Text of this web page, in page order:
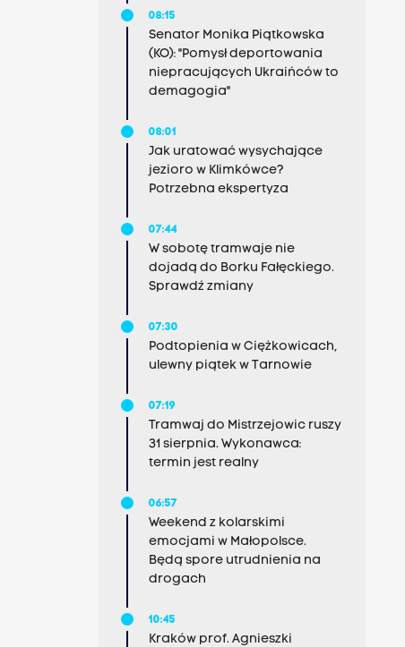
08:15
Senator Monika Piątkowska
(KO): "Pomysł deportowania
niepracujących Ukraińców to
demagogia"
08:01
Jak uratować wysychające
jezioro w Klimkówce?
Potrzebna ekspertyza
07:44
W sobotę tramwaje nie
dojadą do Borku Fałęckiego.
Sprawdź zmiany
07:30
Podtopienia w Ciężkowicach,
ulewny piątek w Tarnowie
07:19
Tramwaj do Mistrzejowic ruszy
31 sierpnia. Wykonawca:
termin jest realny
06:57
Weekend z kolarskimi
emocjami w Małopolsce.
Będą spore utrudnienia na
drogach
10:45
Kraków prof. Agnieszki